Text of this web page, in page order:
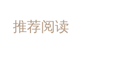
推荐阅读